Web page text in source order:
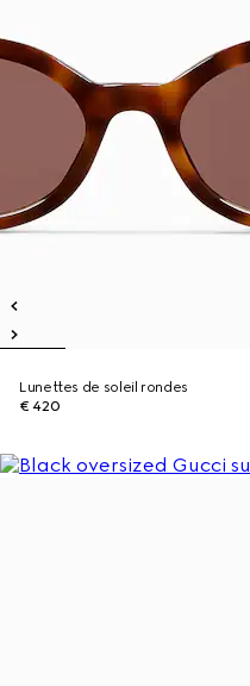
Lunettes de soleil rondes
€ 420